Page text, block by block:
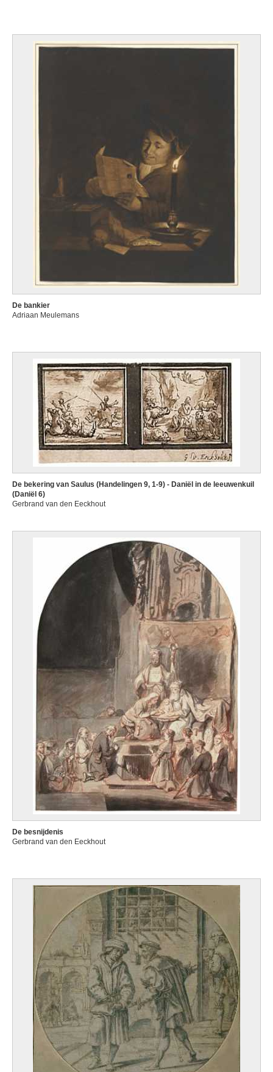
De bankier
Adriaan Meulemans
De bekering van Saulus (Handelingen 9, 1-9) - Daniël in de leeuwenkuil
(Daniël 6)
Gerbrand van den Eeckhout
De besnijdenis
Gerbrand van den Eeckhout